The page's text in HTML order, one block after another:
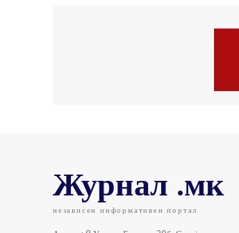
Журнал .мк
независен информативен портал